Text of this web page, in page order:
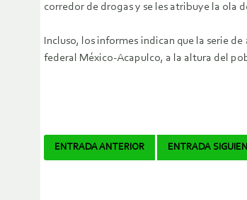
corredor de drogas y se les atribuye la ola
Incluso, los informes indican que la serie
federal México-Acapulco, a la altura del
Navegador
ENTRADA ANTERIOR ENTRADA